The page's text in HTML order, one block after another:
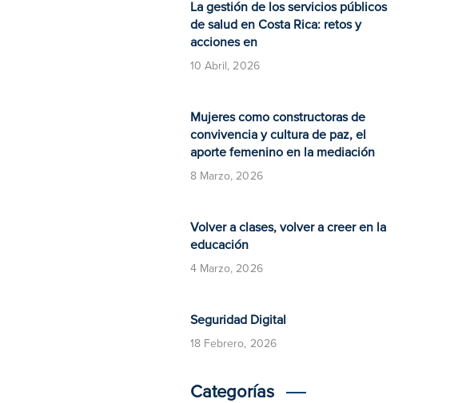
La gestión de los servicios públicos
de salud en Costa Rica: retos y
acciones en
10 Abril, 2026
Mujeres como constructoras de
convivencia y cultura de paz, el
aporte femenino en la mediación
8 Marzo, 2026
Volver a clases, volver a creer en la
educación
4 Marzo, 2026
​​Seguridad Digital​
18 Febrero, 2026
Categorías